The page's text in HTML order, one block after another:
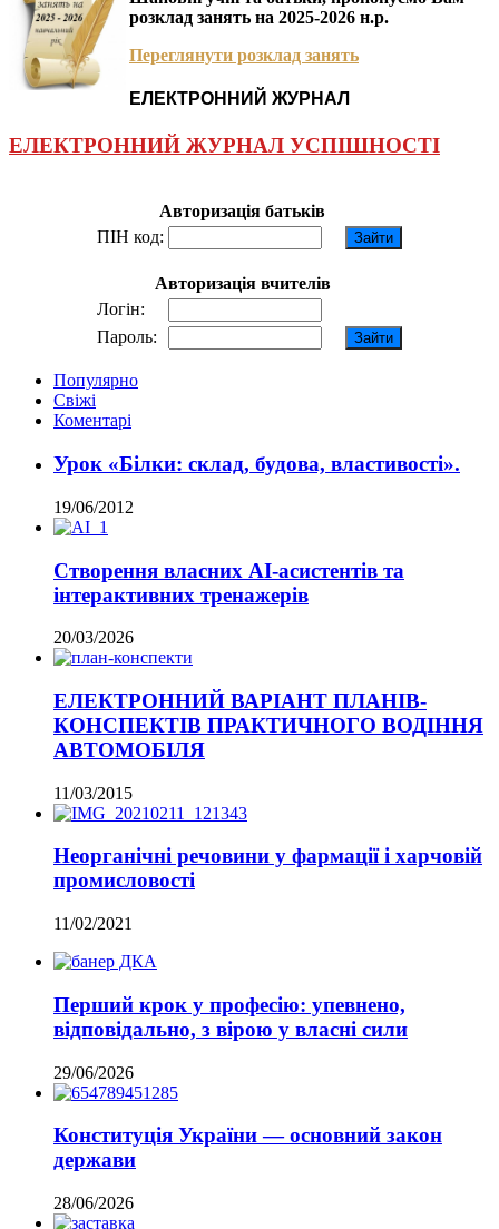
розклад занять на 2025-2026 н.р.
Переглянути розклад занять
ЕЛЕКТРОННИЙ ЖУРНАЛ
ЕЛЕКТРОННИЙ ЖУРНАЛ УСПІШНОСТІ
Авторизація батьків
ПІН код:
Авторизація вчителів
Логін:
Пароль:
Популярно
Свіжі
Коментарі
Урок «Білки: склад, будова, властивості».
19/06/2012
Створення власних AI-асистентів та
інтерактивних тренажерів
20/03/2026
ЕЛЕКТРОННИЙ ВАРІАНТ ПЛАНІВ-
КОНСПЕКТІВ ПРАКТИЧНОГО ВОДІННЯ
АВТОМОБІЛЯ
11/03/2015
Неорганічні речовини у фармації і харчовій
промисловості
11/02/2021
Перший крок у професію: упевнено,
відповідально, з вірою у власні сили
29/06/2026
Конституція України — основний закон
держави
28/06/2026